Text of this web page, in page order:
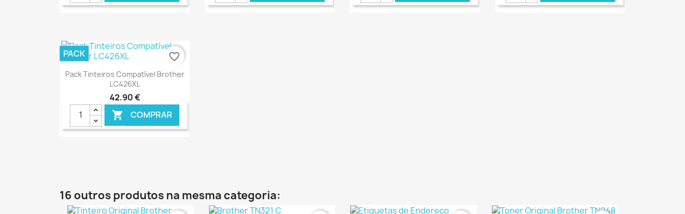
Ver+
Pack Tinteiros Compatível Brother
LC426XL
42,90 €
 COMPRAR
PACK favorite_border
16 outros produtos na mesma categoria: